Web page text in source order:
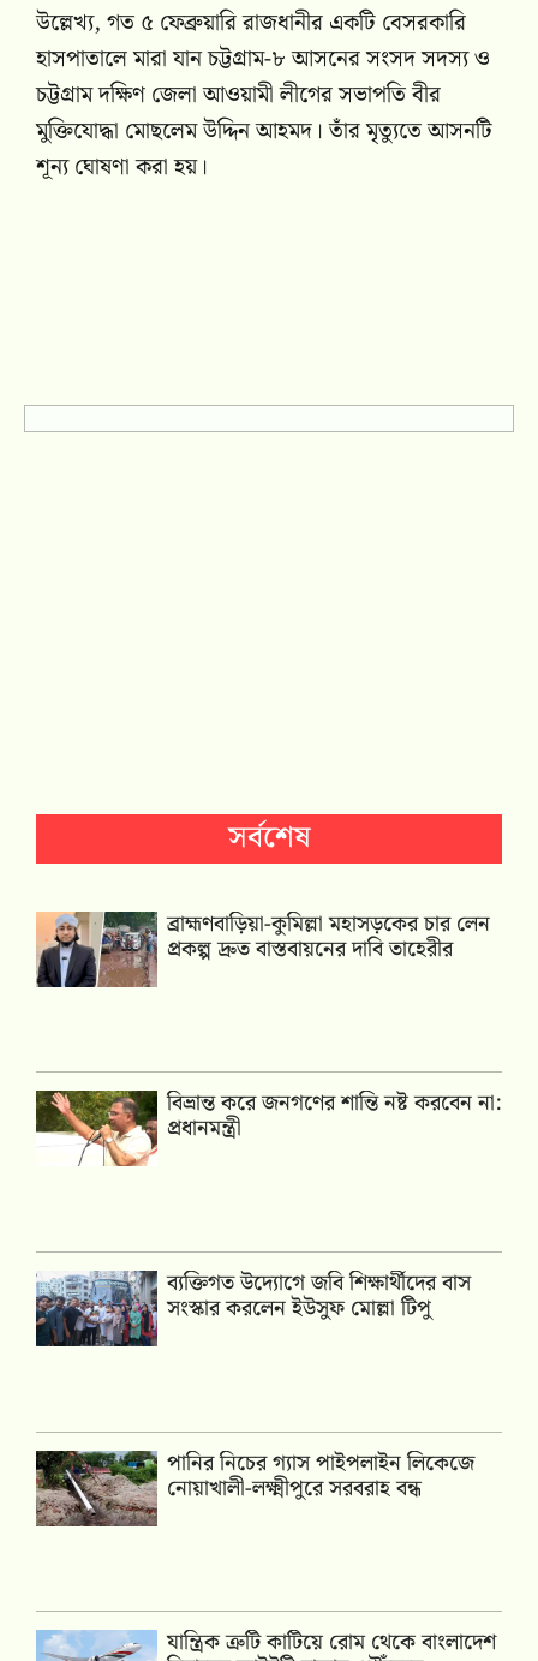
উল্লেখ্য, গত ৫ ফেব্রুয়ারি রাজধানীর একটি বেসরকারি
হাসপাতালে মারা যান চট্টগ্রাম-৮ আসনের সংসদ সদস্য ও
চট্টগ্রাম দক্ষিণ জেলা আওয়ামী লীগের সভাপতি বীর
মুক্তিযোদ্ধা মোছলেম উদ্দিন আহমদ। তাঁর মৃত্যুতে আসনটি
শূন্য ঘোষণা করা হয়।
সর্বশেষ
ব্রাহ্মণবাড়িয়া-কুমিল্লা মহাসড়কের চার লেন
প্রকল্প দ্রুত বাস্তবায়নের দাবি তাহেরীর
বিভ্রান্ত করে জনগণের শান্তি নষ্ট করবেন না:
প্রধানমন্ত্রী
ব্যক্তিগত উদ্যোগে জবি শিক্ষার্থীদের বাস
সংস্কার করলেন ইউসুফ মোল্লা টিপু
পানির নিচের গ্যাস পাইপলাইন লিকেজে
নোয়াখালী-লক্ষ্মীপুরে সরবরাহ বন্ধ
যান্ত্রিক ত্রুটি কাটিয়ে রোম থেকে বাংলাদেশ